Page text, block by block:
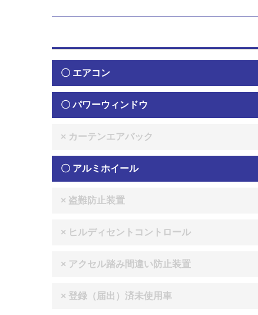
〇 エアコン
〇 パワーウィンドウ
× カーテンエアバック
〇 アルミホイール
× 盗難防止装置
× ヒルディセントコントロール
× アクセル踏み間違い防止装置
× 登録（届出）済未使用車